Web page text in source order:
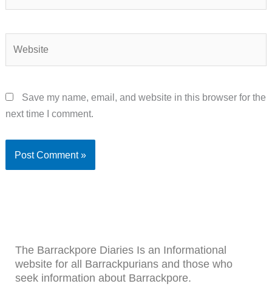
Save my name, email, and website in this browser for the
next time I comment.
The Barrackpore Diaries Is an Informational
website for all Barrackpurians and those who
seek information about Barrackpore.